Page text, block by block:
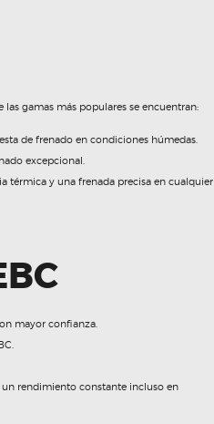
gamas más populares se encuentran:
de frenado en condiciones húmedas.
excepcional.
térmica y una frenada precisa en cualquier
mayor confianza.
rendimiento constante incluso en